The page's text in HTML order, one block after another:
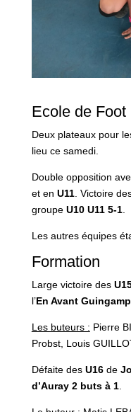
Ecole de Foot
Deux plateaux pour
lieu ce samedi.
Double opposition
et en U11. Victoire
groupe U10 U11 5-1.
Les autres équipes
Formation
Large victoire des
l’En Avant Guingamp
Les buteurs : Pierre
Probst, Louis
Défaite des U16de
d’Auray 2 buts à 1.